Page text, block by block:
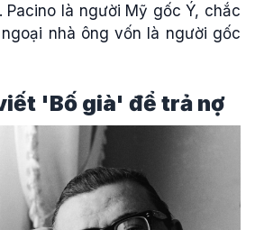
Pacino là người Mỹ gốc Ý, chắc
nhà ông vốn là người gốc
'Bố già' để trả nợ